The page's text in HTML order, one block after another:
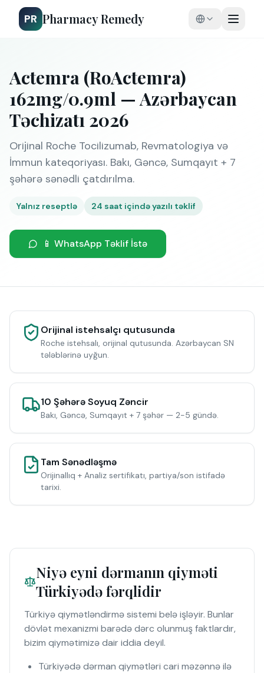
PR Pharmacy Remedy
Actemra (RoActemra)
162mg/0.9ml — Azərbaycan
Təchizatı 2026
Orijinal Roche Tocilizumab, Revmatologiya və
İmmun kateqoriyası. Bakı, Gəncə, Sumqayıt + 7
şəhərə sənədli çatdırılma.
Yalnız reseptlə 24 saat içində yazılı təklif
📱 WhatsApp Təklif İstə
Orijinal istehsalçı qutusunda
Roche istehsalı, orijinal qutusunda. Azərbaycan SN
tələblərinə uyğun.
10 Şəhərə Soyuq Zəncir
Bakı, Gəncə, Sumqayıt + 7 şəhər — 2-5 gündə.
Tam Sənədləşmə
Orijinallıq + Analiz sertifikatı, partiya/son istifadə
tarixi.
Niyə eyni dərmanın qiyməti
Türkiyədə fərqlidir
Türkiyə qiymətləndirmə sistemi belə işləyir. Bunlar
dövlət mexanizmi barədə dərc olunmuş faktlardır,
bizim qiymətimizə dair iddia deyil.
Türkiyədə dərman qiymətləri cari məzənnə ilə